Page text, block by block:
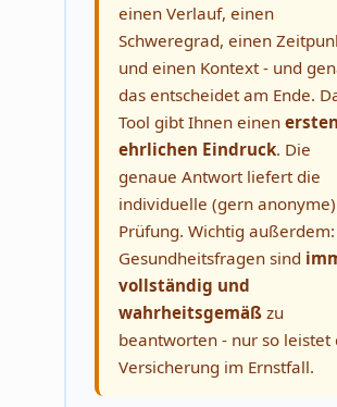
einen Verlauf, einen
Schweregrad, einen
und einen Kontext - und
das entscheidet am Ende.
Tool gibt Ihnen einen
ehrlichen Eindruck. Die
genaue Antwort liefert die
individuelle (gern anonyme)
Prüfung. Wichtig außerdem:
Gesundheitsfragen sind
vollständig und
wahrheitsgemäß zu
beantworten - nur so leistet
Versicherung im Ernstfall.